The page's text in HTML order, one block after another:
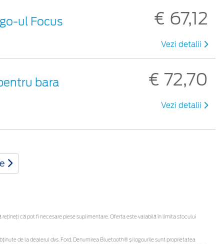
ul Focus € 67,12
Vezi detalii
bara
€ 72,70
Vezi detalii
că pot fi necesare piese suplimentare. Oferta este valabilă în limita stocului
de la dealerul dvs. Ford. Denumirea Bluetooth® și logourile sunt proprietatea